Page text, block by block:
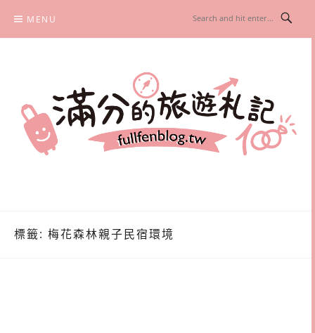
content
MENU
標籤: 梅花森林親子民宿環境